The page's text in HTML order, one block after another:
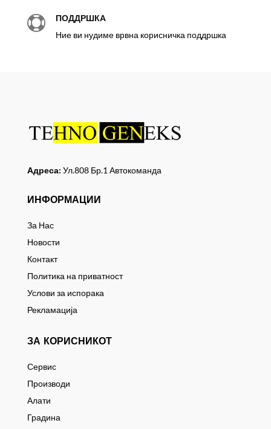
 ПОДДРШКА
Ние ви нудиме врвна корисничка поддршка
Адреса: Ул.808 Бр.1 Автокоманда
ИНФОРМАЦИИ
За Нас
Новости
Контакт
Политика на приватност
Услови за испорака
Рекламација
ЗА КОРИСНИКОТ
Сервис
Производи
Алати
Градина